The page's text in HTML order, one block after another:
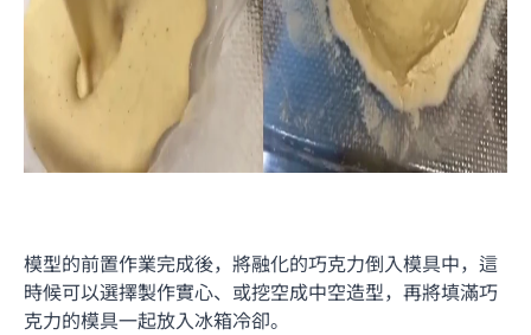
模型的前置作業完成後，將融化的巧克力倒入模具中，這
時候可以選擇製作實心、或挖空成中空造型，再將填滿巧
克力的模具一起放入冰箱冷卻。